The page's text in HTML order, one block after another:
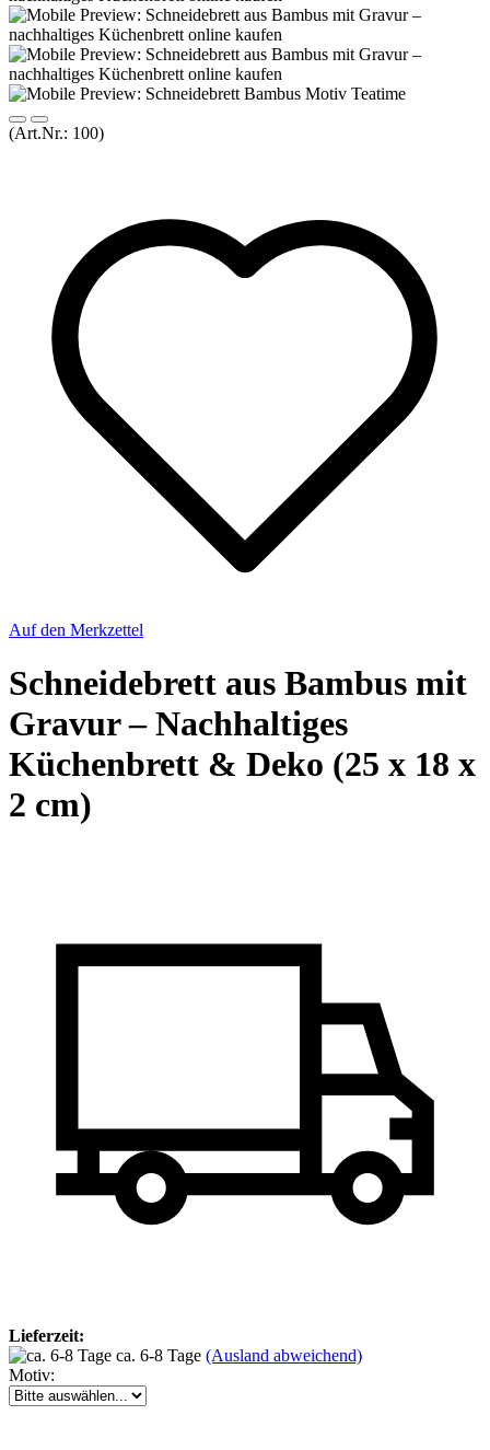
(Art.Nr.: 100)
Auf den Merkzettel
Schneidebrett aus Bambus mit
Gravur – Nachhaltiges
Küchenbrett & Deko (25 x 18 x
2 cm)
Lieferzeit:
ca. 6-8 Tage (Ausland abweichend)
Motiv: